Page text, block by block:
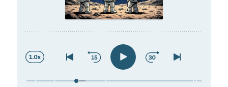
n
g
e
n